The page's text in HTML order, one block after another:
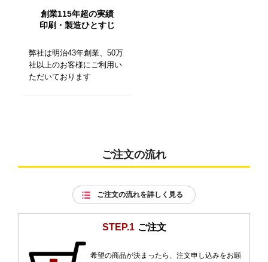
創業115年超の実績
印刷・製造ひとすじ
弊社は明治43年創業、50万
社以上のお客様にご利用い
ただいております
ご注文の流れ
ご注文の流れを詳しく見る
STEP.1 ご注文
希望の商品が決まったら、注文申し込みをお願